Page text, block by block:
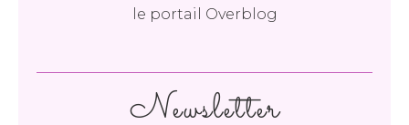
Newsletter
le portail Overblog